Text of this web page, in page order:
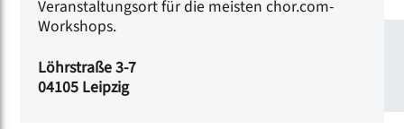
Veranstaltungsort für die meisten chor.com-
Workshops.
Löhrstraße 3-7
04105 Leipzig